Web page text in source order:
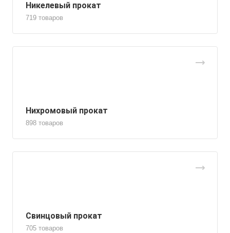
Никелевый прокат
719 товаров
Нихромовый прокат
898 товаров
Свинцовый прокат
705 товаров